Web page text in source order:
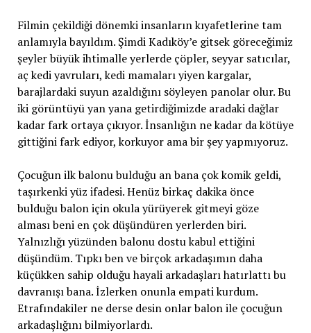
Filmin çekildiği dönemki insanların kıyafetlerine tam
anlamıyla bayıldım. Şimdi Kadıköy’e gitsek göreceğimiz
şeyler büyük ihtimalle yerlerde çöpler, seyyar satıcılar,
aç kedi yavruları, kedi mamaları yiyen kargalar,
barajlardaki suyun azaldığını söyleyen panolar olur. Bu
iki görüntüyü yan yana getirdiğimizde aradaki dağlar
kadar fark ortaya çıkıyor. İnsanlığın ne kadar da kötüye
gittiğini fark ediyor, korkuyor ama bir şey yapmıyoruz.
Çocuğun ilk balonu bulduğu an bana çok komik geldi,
taşırkenki yüz ifadesi. Henüz birkaç dakika önce
bulduğu balon için okula yürüyerek gitmeyi göze
alması beni en çok düşündüren yerlerden biri.
Yalnızlığı yüzünden balonu dostu kabul ettiğini
düşündüm. Tıpkı ben ve birçok arkadaşımın daha
küçükken sahip olduğu hayali arkadaşları hatırlattı bu
davranışı bana. İzlerken onunla empati kurdum.
Etrafındakiler ne derse desin onlar balon ile çocuğun
arkadaşlığını bilmiyorlardı.